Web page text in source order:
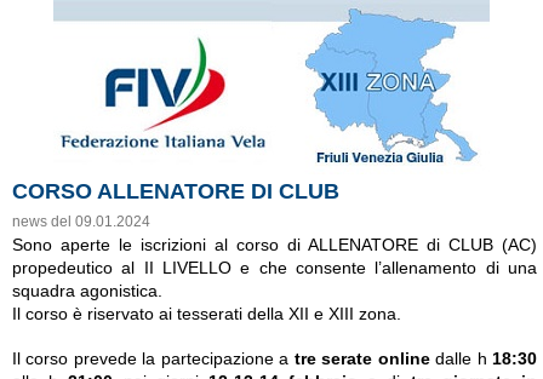
CORSO ALLENATORE DI CLUB
news del 09.01.2024
Sono aperte le iscrizioni al corso di ALLENATORE di CLUB (AC)
propedeutico al II LIVELLO e che consente l’allenamento di una
squadra agonistica.
Il corso è riservato ai tesserati della XII e XIII zona.
Il corso prevede la partecipazione a tre serate onlinedalle h 18:30